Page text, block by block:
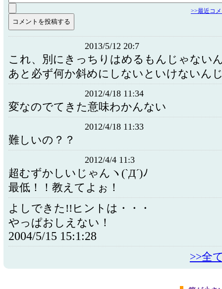
>>最近コ
2013/5/12 20:7
これ、別にきっちりはめるもんじゃない
あと必ず何か斜めにしないといけないん
2012/4/18 11:34
変なのでてきた意味わかんない
2012/4/18 11:33
難しいの？？
2012/4/4 11:3
超むずかしいじゃんヽ(`Д´)ﾉ
最低！！教えてよぉ！
よしできた!!ヒントは・・・
やっぱおしえない！
2004/5/15 15:1:28
>>全